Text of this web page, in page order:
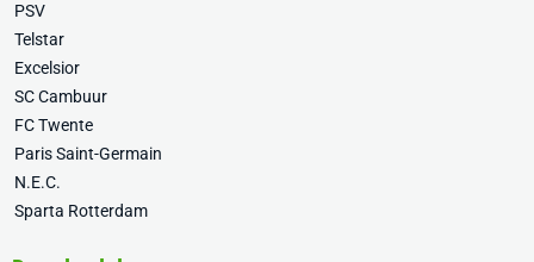
PSV
Telstar
Excelsior
SC Cambuur
FC Twente
Paris Saint-Germain
N.E.C.
Sparta Rotterdam